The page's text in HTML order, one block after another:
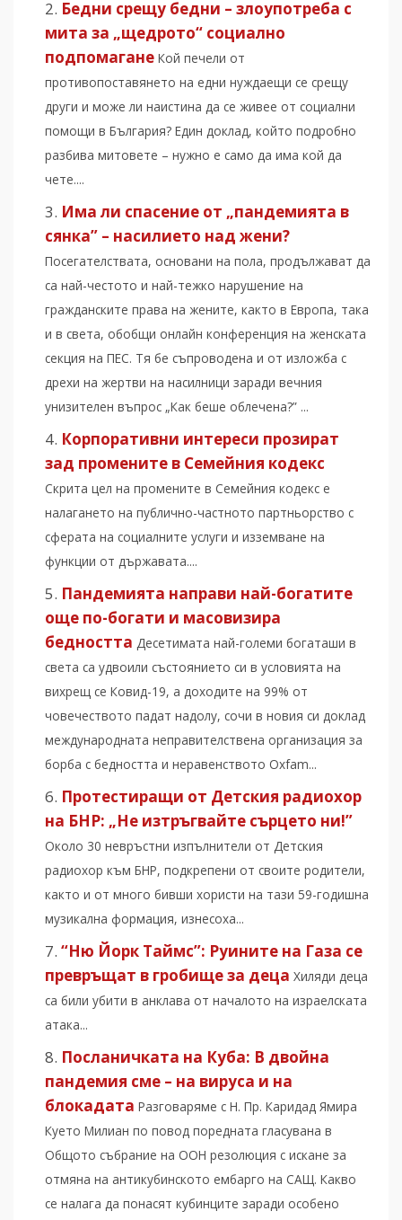
Бедни срещу бедни – злоупотреба с
мита за „щедрото“ социално
подпомагане Кой печели от
противопоставянето на едни нуждаещи се срещу
други и може ли наистина да се живее от социални
помощи в България? Един доклад, който подробно
разбива митовете – нужно е само да има кой да
чете....
Има ли спасение от „пандемията в
сянка” – насилието над жени?
Посегателствата, основани на пола, продължават да
са най-честото и най-тежко нарушение на
гражданските права на жените, както в Европа, така
и в света, обобщи онлайн конференция на женската
секция на ПЕС. Тя бе съпроводена и от изложба с
дрехи на жертви на насилници заради вечния
унизителен въпрос „Как беше облечена?” ...
Корпоративни интереси прозират
зад промените в Семейния кодекс
Скрита цел на промените в Семейния кодекс е
налагането на публично-частното партньорство с
сферата на социалните услуги и изземване на
функции от държавата....
Пандемията направи най-богатите
още по-богати и масовизира
бедността Десетимата най-големи богаташи в
света са удвоили състоянието си в условията на
вихрещ се Ковид-19, а доходите на 99% от
човечеството падат надолу, сочи в новия си доклад
международната неправителствена организация за
борба с бедността и неравенството Oxfam...
Протестиращи от Детския радиохор
на БНР: „Не изтръгвайте сърцето ни!”
Около 30 невръстни изпълнители от Детския
радиохор към БНР, подкрепени от своите родители,
както и от много бивши хористи на тази 59-годишна
музикална формация, изнесоха...
“Ню Йорк Таймс”: Руините на Газа се
превръщат в гробище за деца Хиляди деца
са били убити в анклава от началото на израелската
атака...
Посланичката на Куба: В двойна
пандемия сме – на вируса и на
блокадата Разговаряме с Н. Пр. Каридад Ямира
Куето Милиан по повод поредната гласувана в
Общото събрание на ООН резолюция с искане за
отмяна на антикубинското ембарго на САЩ. Какво
се налага да понасят кубинците заради особено